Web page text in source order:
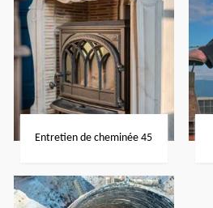
Entretien de cheminée 45